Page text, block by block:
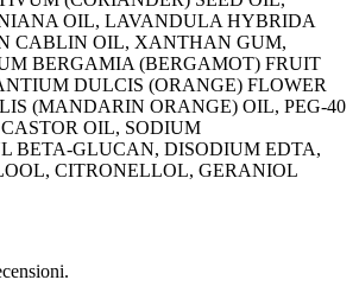
OIL, LAVANDULA HYBRIDA
CABLIN OIL, XANTHAN GUM,
BERGAMIA (BERGAMOT) FRUIT
DULCIS (ORANGE) FLOWER
(MANDARIN ORANGE) OIL, PEG-40
OIL, SODIUM
BETA-GLUCAN, DISODIUM EDTA,
CITRONELLOL, GERANIOL